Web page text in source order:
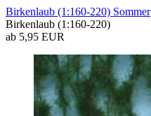
Birkenlaub (1:160-220) Sommer
Birkenlaub (1:160-220)
ab 5,95 EUR